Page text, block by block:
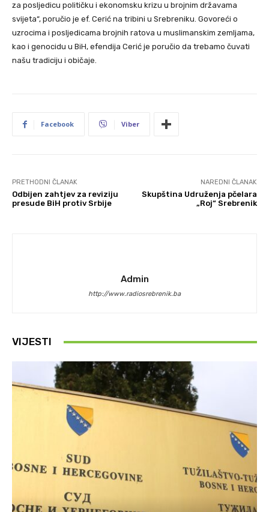
za posljedicu političku i ekonomsku krizu u brojnim državama
svijeta“, poručio je ef. Cerić na tribini u Srebreniku. Govoreći o
uzrocima i posljedicama brojnih ratova u muslimanskim zemljama,
kao i genocidu u BiH, efendija Cerić je poručio da trebamo čuvati
našu tradiciju i običaje.
Facebook Viber
PRETHODNI ČLANAK
Odbijen zahtjev za reviziju
presude BiH protiv Srbije
NAREDNI ČLANAK
Skupština Udruženja pčelara
„Roj“ Srebrenik
Admin
http://www.radiosrebrenik.ba
VIJESTI